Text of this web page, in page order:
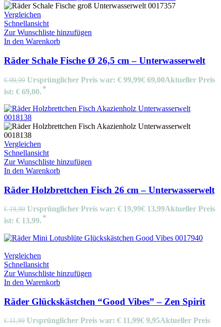
Vergleichen
Schnellansicht
Zur Wunschliste hinzufügen
In den Warenkorb
Räder Schale Fische Ø 26,5 cm – Unterwasserwelt
€99,99 Ursprünglicher Preis war: € 99,99€ 69,00Aktueller Preis
ist: € 69,00.
Vergleichen
Schnellansicht
Zur Wunschliste hinzufügen
In den Warenkorb
Räder Holzbrettchen Fisch 26 cm – Unterwasserwelt
€19,99 Ursprünglicher Preis war: € 19,99€ 13,99Aktueller Preis
ist: € 13,99.
Vergleichen
Schnellansicht
Zur Wunschliste hinzufügen
In den Warenkorb
Räder Glückskästchen “Good Vibes” – Zen Spirit
€11,99 Ursprünglicher Preis war: € 11,99€ 9,95Aktueller Preis